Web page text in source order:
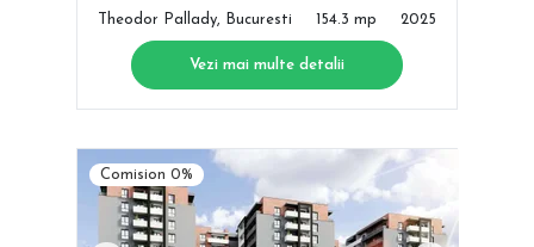
Theodor Pallady, Bucuresti 154.3 mp 2025
Vezi mai multe detalii
Comision 0%